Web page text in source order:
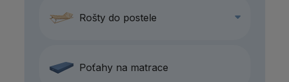
Rošty do postele
Poťahy na matrace